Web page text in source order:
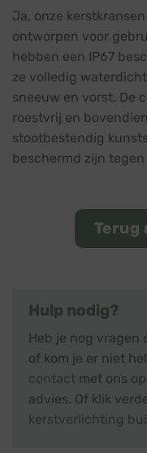
Ja, onze
ontworpen voor
hebben een IP67
ze volledig
sneeuw en vorst. De
roestvrij en
stootbestendig
beschermd zijn
Terug
Hulp nodig?
Heb je nog vragen
of kom je er niet
contact met ons
advies. Of klik
kerstverlichting